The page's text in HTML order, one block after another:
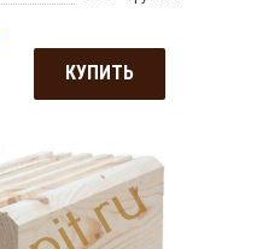
КУПИТЬ